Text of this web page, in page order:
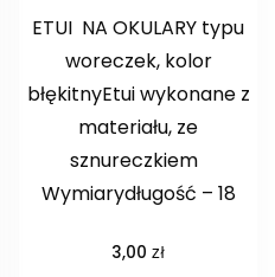
ETUI NA OKULARY typu
woreczek, kolor
błękitnyEtui wykonane z
materiału, ze
sznureczkiem
Wymiarydługość – 18
3,00zł